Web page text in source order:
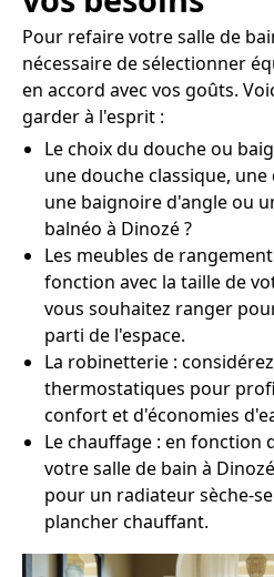
Pour refaire votre salle de
nécessaire de sélectionner
en accord avec vos goûts.
garder à l'esprit :
Le choix du douche ou
une douche classique,
une baignoire d'angle ou
balnéo à Dinozé ?
Les meubles de
fonction avec la taille de
vous souhaitez ranger
parti de l'espace.
La robinetterie :
thermostatiques pour
confort et d'économies
Le chauffage : en fonction
votre salle de bain à
pour un radiateur sèche-
plancher chauffant.